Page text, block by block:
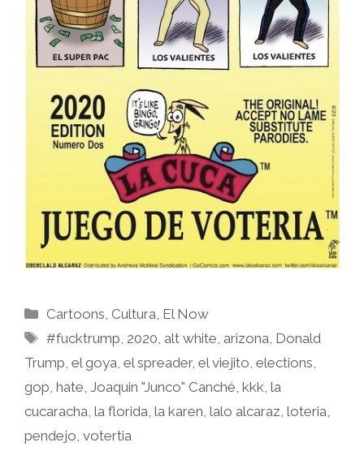
Categories
Cartoons, Cultura, El Now
Tags
#fucktrump, 2020, alt white, arizona, Donald
Trump, el goya, el spreader, el viejito, elections,
gop, hate, Joaquin "Junco" Canché, kkk, la
cucaracha, la florida, la karen, lalo alcaraz, loteria,
pendejo, votertia